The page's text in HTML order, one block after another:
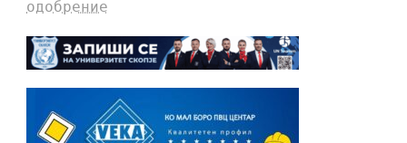
одобрение